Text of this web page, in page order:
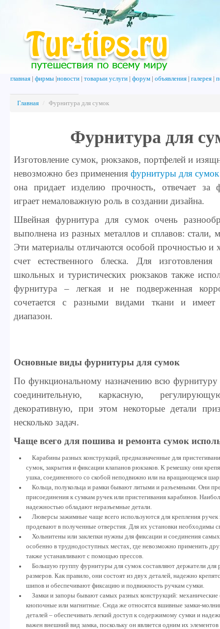
главная фирмы новости товарыи услуги форум объявления галерея
Главная / Фурнитура для сумок
Фурнитура для
Изготовление сумок, рюкзаков, портфелей и
невозможно без применения фурнитуры для
она придает изделию прочность, отвечает за
играет немаловажную роль в создании дизайна.
Швейная фурнитура для сумок очень
выполнена из разных металлов и сплавов: стали,
Эти материалы отличаются особой прочностью и
счет естественного блеска. Для
школьных и туристических рюкзаков также
фурнитура – легкая и не подверженная
сочетается с разными видами ткани и
диапазон.
Основные виды фурнитуры для сумок
По функциональному назначению всю фурнитуру
соединительную, каркасную,
декоративную, при этом некоторые детали
несколько задач.
Чаще всего для пошива и ремонта сумок
Карабины разных конструкций, предназначенные для
сумок, закрытия и фиксации клапанов рюкзаков. К ремешку они
ушка, соединенного со скобой неподвижно или на вращающемся
Кольца, полукольца и рамки бывают литыми и разъемными. Они
присоединения к сумкам ручек или пристегивания карабинов.
надежностью обладают неразъемные детали.
Люверсы зажимные чаще всего используются для крепления
продевают в полученные отверстия. Для их установки необходимы
Хольнитены или заклепки нужны для фиксации и соединения самых
особенно в труднодоступных местах, где невозможно применить
также устанавливают с помощью прессов.
Большую группу фурнитуры для сумок составляют держатели для
размеров. Как правило, они состоят из двух деталей, надежно
шипов и обеспечивают фиксацию и подвижность ручкам сумки.
Замки и запоры бывают самых разных конструкций:
кнопочные или магнитные. Сюда же относятся вшивные замки-
деталей – обеспечивать легкий доступ к содержимому сумки и
важен внешний вид замка, поскольку он является одним их